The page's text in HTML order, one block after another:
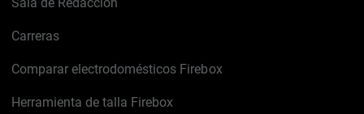
Carreras
Comparar electrodomésticos Firebox
Herramienta de talla Firebox